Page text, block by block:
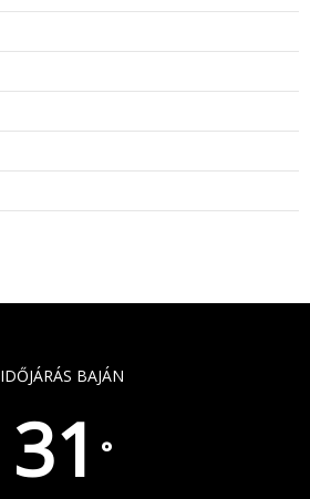
IDŐJÁRÁS BAJÁN
31 °